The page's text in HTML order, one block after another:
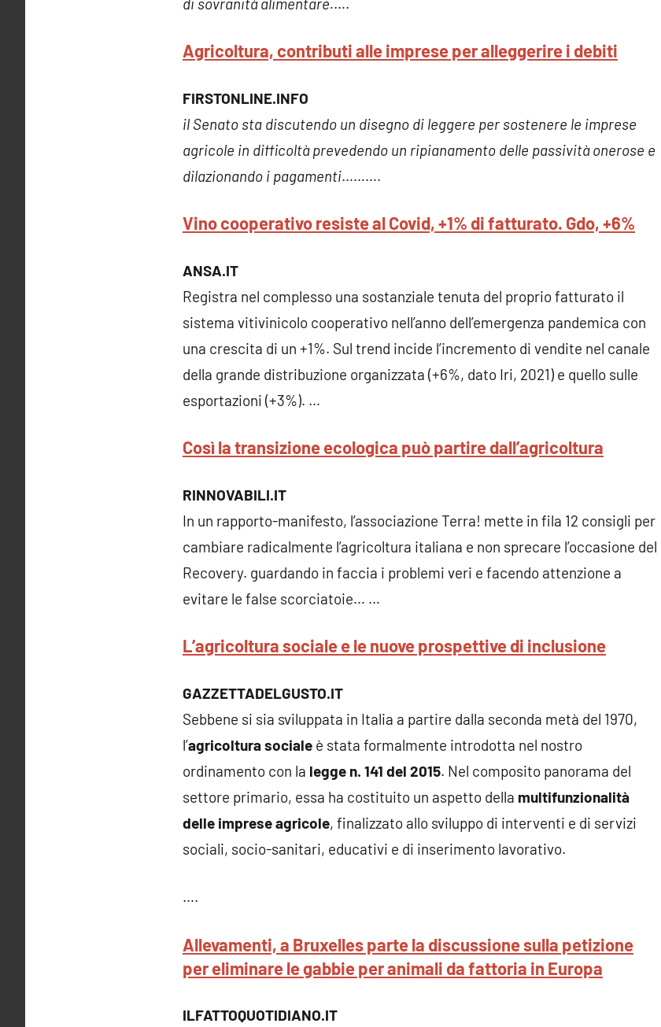
Agricoltura, contributi alle imprese per alleggerire i debiti
FIRSTONLINE.INFO
il Senato sta discutendo un disegno di leggere per sostenere le imprese
agricole in difficoltà prevedendo un ripianamento delle passività onerose e
dilazionando i pagamenti……….
Vino cooperativo resiste al Covid, +1% di fatturato. Gdo, +6%
ANSA.IT
Registra nel complesso una sostanziale tenuta del proprio fatturato il
sistema vitivinicolo cooperativo nell’anno dell’emergenza pandemica con
una crescita di un +1%. Sul trend incide l’incremento di vendite nel canale
della grande distribuzione organizzata (+6%, dato Iri, 2021) e quello sulle
esportazioni (+3%). …
Così la transizione ecologica può partire dall’agricoltura
RINNOVABILI.IT
In un rapporto-manifesto, l’associazione Terra! mette in fila 12 consigli per
cambiare radicalmente l’agricoltura italiana e non sprecare l’occasione del
Recovery. guardando in faccia i problemi veri e facendo attenzione a
evitare le false scorciatoie… …
L’agricoltura sociale e le nuove prospettive di inclusione
GAZZETTADELGUSTO.IT
Sebbene si sia sviluppata in Italia a partire dalla seconda metà del 1970,
l’agricoltura sociale è stata formalmente introdotta nel nostro
ordinamento con la legge n. 141 del 2015. Nel composito panorama del
settore primario, essa ha costituito un aspetto della multifunzionalità
delle imprese agricole, finalizzato allo sviluppo di interventi e di servizi
sociali, socio-sanitari, educativi e di inserimento lavorativo.
….
Allevamenti, a Bruxelles parte la discussione sulla petizione
per eliminare le gabbie per animali da fattoria in Europa
ILFATTOQUOTIDIANO.IT